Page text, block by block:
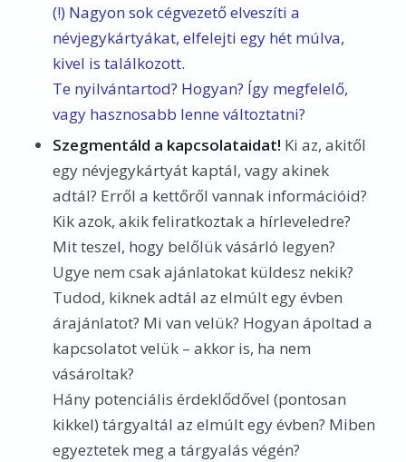
(!) Nagyon sok cégvezető elveszíti a
névjegykártyákat, elfelejti egy hét múlva,
kivel is találkozott.
Te nyilvántartod? Hogyan? Így megfelelő,
vagy hasznosabb lenne változtatni?
Szegmentáld a kapcsolataidat! Ki az, akitől
egy névjegykártyát kaptál, vagy akinek
adtál? Erről a kettőről vannak információid?
Kik azok, akik feliratkoztak a hírleveledre?
Mit teszel, hogy belőlük vásárló legyen?
Ugye nem csak ajánlatokat küldesz nekik?
Tudod, kiknek adtál az elmúlt egy évben
árajánlatot? Mi van velük? Hogyan ápoltad a
kapcsolatot velük – akkor is, ha nem
vásároltak?
Hány potenciális érdeklődővel (pontosan
kikkel) tárgyaltál az elmúlt egy évben? Miben
egyeztetek meg a tárgyalás végén?